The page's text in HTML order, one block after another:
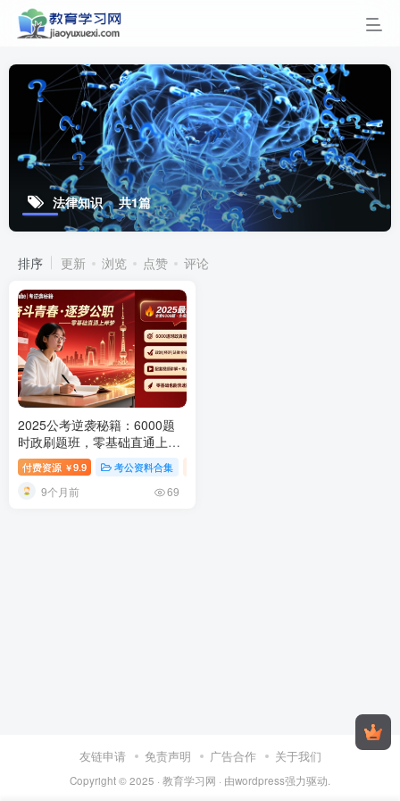
法律知识 共1篇
排序 更新 浏览 点赞 评论
2025公考逆袭秘籍：6000题
时政刷题班，零基础直通上岸
梦！2025公务员时政刷题班
6000题全套：政治经济法律视
频课件讲义
付费资源 ￥9.9 考公资料合集
9个月前 69
友链申请 免责声明 广告合作 关于我们
Copyright © 2025 · 教育学习网 · 由wordpress强力驱动.